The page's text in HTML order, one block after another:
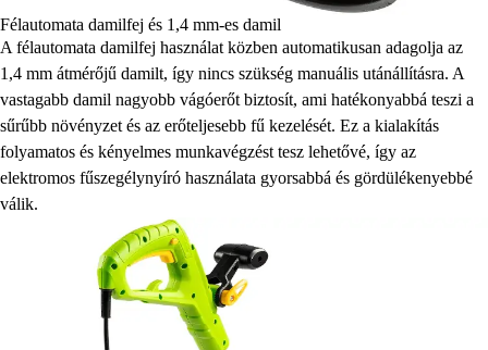
Félautomata damilfej és 1,4 mm-es damil
A félautomata damilfej használat közben automatikusan adagolja az
1,4 mm átmérőjű damilt, így nincs szükség manuális utánállításra. A
vastagabb damil nagyobb vágóerőt biztosít, ami hatékonyabbá teszi a
sűrűbb növényzet és az erőteljesebb fű kezelését. Ez a kialakítás
folyamatos és kényelmes munkavégzést tesz lehetővé, így az
elektromos fűszegélynyíró használata gyorsabbá és gördülékenyebbé
válik.